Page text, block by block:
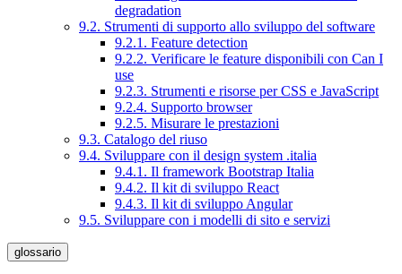
degradation
9.2. Strumenti di supporto allo sviluppo del software
9.2.1. Feature detection
9.2.2. Verificare le feature disponibili con Can I
use
9.2.3. Strumenti e risorse per CSS e JavaScript
9.2.4. Supporto browser
9.2.5. Misurare le prestazioni
9.3. Catalogo del riuso
9.4. Sviluppare con il design system .italia
9.4.1. Il framework Bootstrap Italia
9.4.2. Il kit di sviluppo React
9.4.3. Il kit di sviluppo Angular
9.5. Sviluppare con i modelli di sito e servizi
glossario